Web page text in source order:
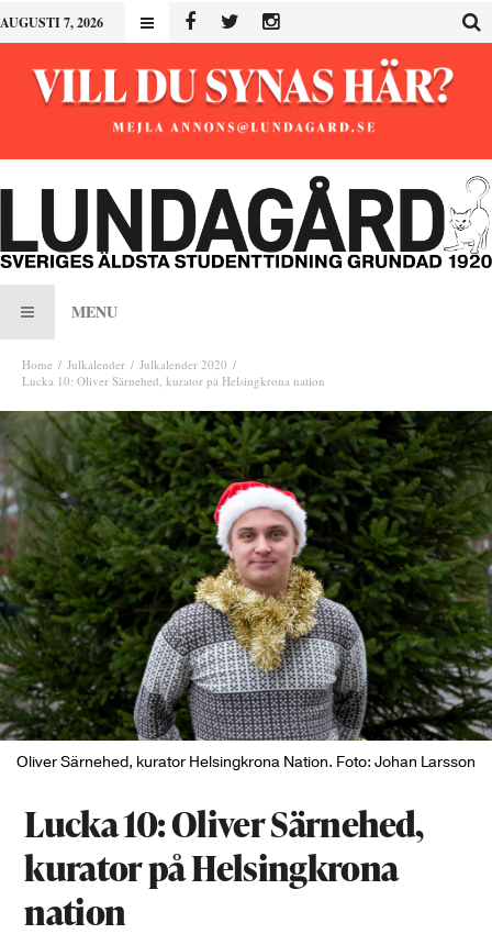
AUGUSTI 7, 2026
MENU
Home Julkalender
Julkalender 2020
Lucka 10: Oliver Särnehed, kurator på Helsingkrona nation
Oliver Särnehed, kurator Helsingkrona Nation. Foto: Johan Larsson
Lucka 10: Oliver Särnehed,
kurator på Helsingkrona
nation